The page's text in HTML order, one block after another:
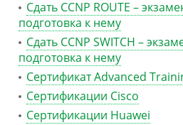
Сдать CCNP ROUTE –
подготовка к нему
Сдать CCNP SWITCH –
подготовка к нему
Сертификат Advanced
Сертификации Cisco
Сертификации Huawei